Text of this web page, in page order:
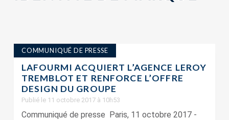
COMMUNIQUÉ DE PRESSE
LAFOURMI ACQUIERT L’AGENCE LEROY
TREMBLOT ET RENFORCE L’OFFRE
DESIGN DU GROUPE
Publié le 11 octobre 2017 à 10h53
Communiqué de presse Paris, 11 octobre 2017 ‑